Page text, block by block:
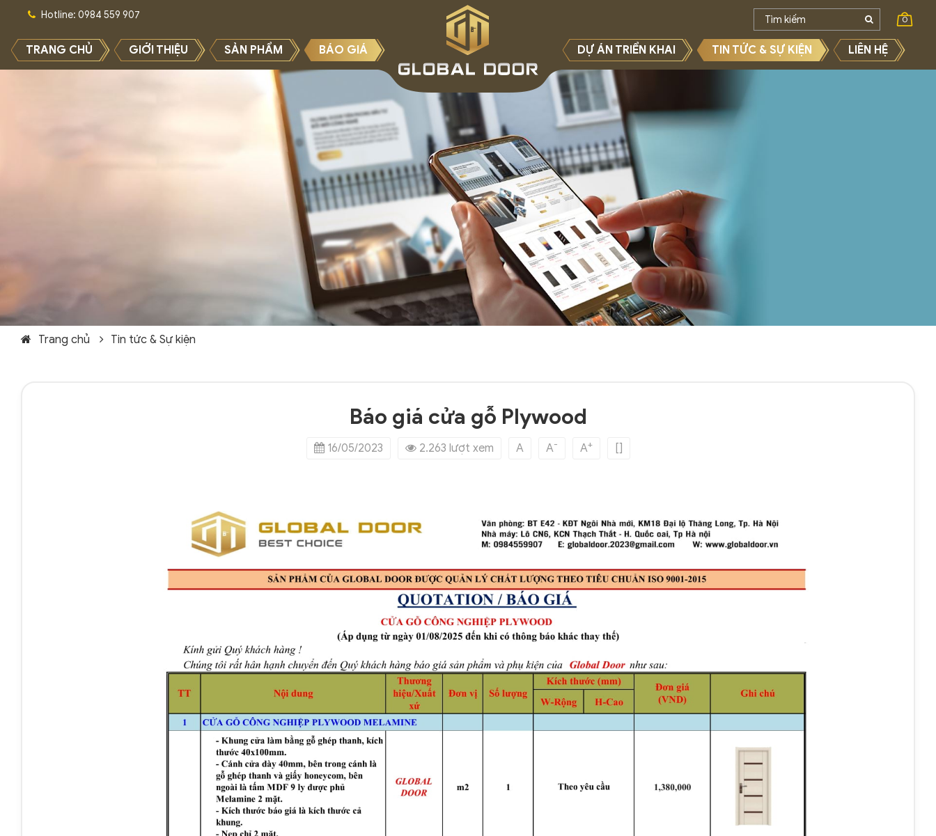
Hotline: 0984 559 907 0
TRANG CHỦ GIỚI THIỆU SẢN PHẨM BÁO GIÁ DỰ ÁN TRIỂN KHAI TIN TỨC & SỰ KIỆN LIÊN HỆ
Trang chủ Tin tức & Sự kiện
Báo giá cửa gỗ Plywood
16/05/2023 2.263 lượt xem A A- A+ []